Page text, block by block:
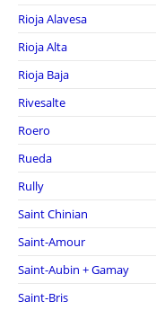
Rioja Alavesa
Rioja Alta
Rioja Baja
Rivesalte
Roero
Rueda
Rully
Saint Chinian
Saint-Amour
Saint-Aubin + Gamay
Saint-Bris